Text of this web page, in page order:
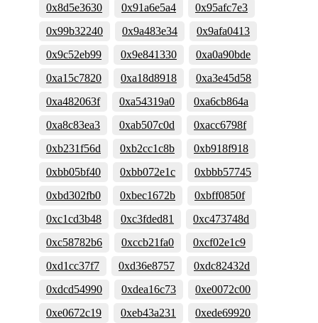
0x8d5e3630
0x91a6e5a4
0x95afc7e3
0x99b32240
0x9a483e34
0x9afa0413
0x9c52eb99
0x9e841330
0xa0a90bde
0xa15c7820
0xa18d8918
0xa3e45d58
0xa482063f
0xa54319a0
0xa6cb864a
0xa8c83ea3
0xab507c0d
0xacc6798f
0xb231f56d
0xb2cc1c8b
0xb918f918
0xbb05bf40
0xbb072e1c
0xbbb57745
0xbd302fb0
0xbec1672b
0xbff0850f
0xc1cd3b48
0xc3fded81
0xc473748d
0xc58782b6
0xccb21fa0
0xcf02e1c9
0xd1cc37f7
0xd36e8757
0xdc82432d
0xdcd54990
0xdea16c73
0xe0072c00
0xe0672c19
0xeb43a231
0xede69920